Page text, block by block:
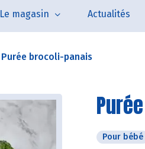
Le magasin Actualités
Purée brocoli-panais
Pour bébé